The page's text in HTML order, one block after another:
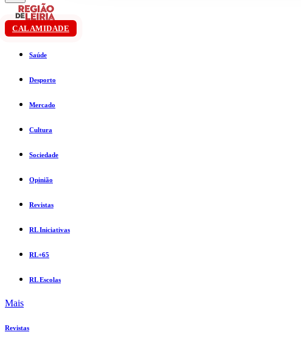
CALAMIDADE
Saúde
Desporto
Mercado
Cultura
Sociedade
Opinião
Revistas
RL Iniciativas
RL+65
RL Escolas
Mais
Revistas